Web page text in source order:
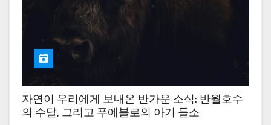
자연이 우리에게 보내온 반가운 소식: 반월호수
의 수달, 그리고 푸에블로의 아기 들소